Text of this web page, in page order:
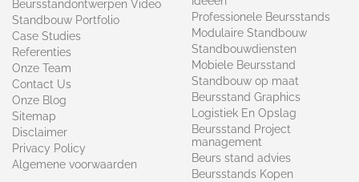
Beursstandontwerpen Video
Standbouw Portfolio
Case Studies
Referenties
Onze Team
Contact Us
Onze Blog
Sitemap
Disclaimer
Privacy Policy
Algemene voorwaarden
Professionele Beursstands
Modulaire Standbouw
Standbouwdiensten
Mobiele Beursstand
Standbouw op maat​
Beursstand Graphics
Logistiek En Opslag
Beursstand Project
management
Beurs stand advies
Beursstands Kopen